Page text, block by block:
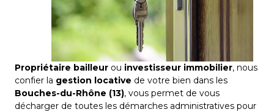
Propriétaire bailleur ou investisseur immobilier, nous
confier la gestion locative de votre bien dans les
Bouches-du-Rhône (13), vous permet de vous
décharger de toutes les démarches administratives pour